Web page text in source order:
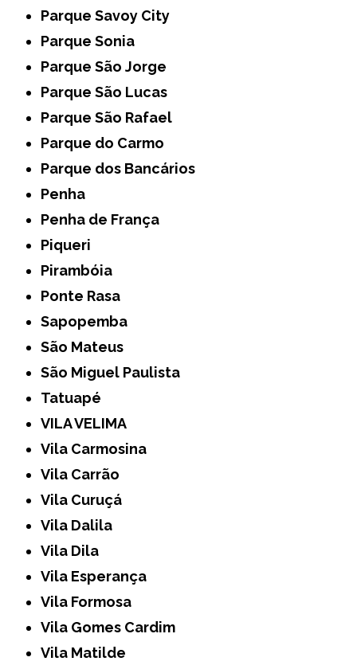
Parque Savoy City
Parque Sonia
Parque São Jorge
Parque São Lucas
Parque São Rafael
Parque do Carmo
Parque dos Bancários
Penha
Penha de França
Piqueri
Pirambóia
Ponte Rasa
Sapopemba
São Mateus
São Miguel Paulista
Tatuapé
VILA VELIMA
Vila Carmosina
Vila Carrão
Vila Curuçá
Vila Dalila
Vila Dila
Vila Esperança
Vila Formosa
Vila Gomes Cardim
Vila Matilde